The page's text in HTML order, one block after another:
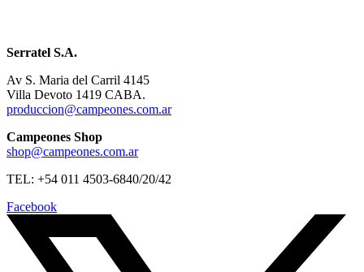
Serratel S.A.
Av S. Maria del Carril 4145
Villa Devoto 1419 CABA.
produccion@campeones.com.ar
Campeones Shop
shop@campeones.com.ar
TEL: +54 011 4503-6840/20/42
Facebook